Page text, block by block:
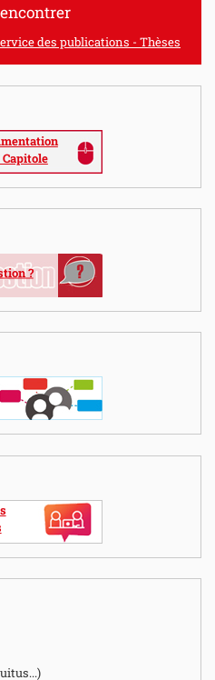
des publications - Thèses
?